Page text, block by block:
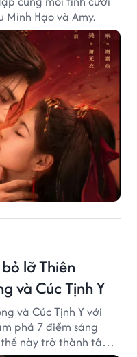
Minh Hạo và Amy.
lỡ Thiên
và Cúc Tịnh Y
và Cúc Tịnh Y với
phá 7 điểm sáng
này trở thành tâm